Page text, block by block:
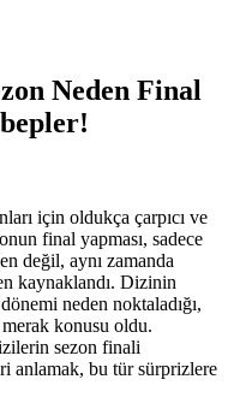
Neden Final
için oldukça çarpıcı ve
final yapması, sadece
değil, aynı zamanda
kaynaklandı. Dizinin
neden noktaladığı,
konusu oldu.
sezon finali
anlamak, bu tür sürprizlere